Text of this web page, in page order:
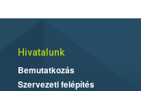
Hivatalunk
Bemutatkozás
Szervezeti felépítés